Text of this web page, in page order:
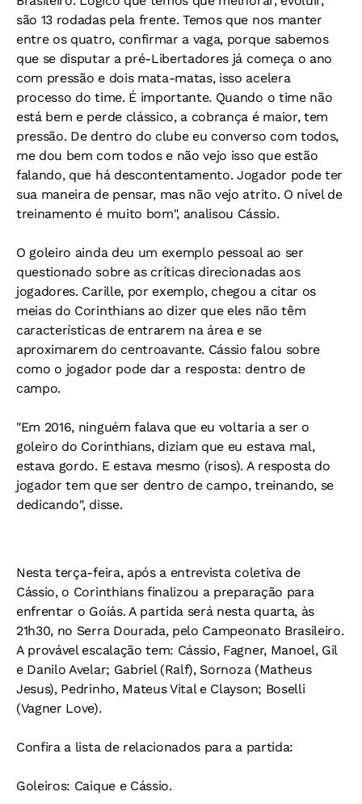
são 13 rodadas pela frente. Temos que nos manter
entre os quatro, confirmar a vaga, porque sabemos
que se disputar a pré-Libertadores já começa o ano
com pressão e dois mata-matas, isso acelera
processo do time. É importante. Quando o time não
está bem e perde clássico, a cobrança é maior, tem
pressão. De dentro do clube eu converso com todos,
me dou bem com todos e não vejo isso que estão
falando, que há descontentamento. Jogador pode ter
sua maneira de pensar, mas não vejo atrito. O nível de
treinamento é muito bom", analisou Cássio.
O goleiro ainda deu um exemplo pessoal ao ser
questionado sobre as críticas direcionadas aos
jogadores. Carille, por exemplo, chegou a citar os
meias do Corinthians ao dizer que eles não têm
características de entrarem na área e se
aproximarem do centroavante. Cássio falou sobre
como o jogador pode dar a resposta: dentro de
campo.
"Em 2016, ninguém falava que eu voltaria a ser o
goleiro do Corinthians, diziam que eu estava mal,
estava gordo. E estava mesmo (risos). A resposta do
jogador tem que ser dentro de campo, treinando, se
dedicando", disse.
Nesta terça-feira, após a entrevista coletiva de
Cássio, o Corinthians finalizou a preparação para
enfrentar o Goiás. A partida será nesta quarta, às
21h30, no Serra Dourada, pelo Campeonato Brasileiro.
A provável escalação tem: Cássio, Fagner, Manoel, Gil
e Danilo Avelar; Gabriel (Ralf), Sornoza (Matheus
Jesus), Pedrinho, Mateus Vital e Clayson; Boselli
(Vagner Love).
Confira a lista de relacionados para a partida:
Goleiros: Caique e Cássio.